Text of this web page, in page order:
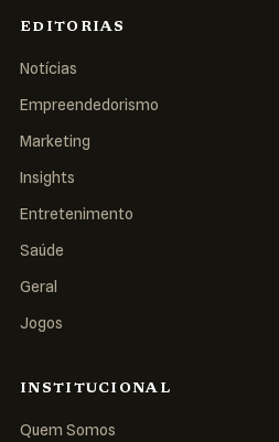
EDITORIAS
Notícias
Empreendedorismo
Marketing
Insights
Entretenimento
Saúde
Geral
Jogos
INSTITUCIONAL
Quem Somos